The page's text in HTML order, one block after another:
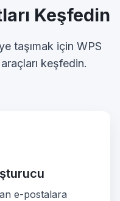
Keşfedin
taşımak için WPS
keşfedin.
e-postalara